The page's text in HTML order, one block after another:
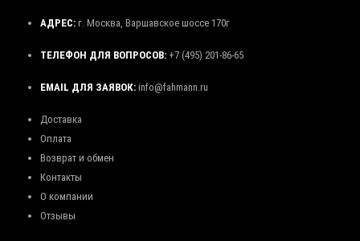
АДРЕС: г. Москва, Варшавское шоссе 170г
ТЕЛЕФОН ДЛЯ ВОПРОСОВ: +7 (495) 201-86-65
EMAIL ДЛЯ ЗАЯВОК: info@fahmann.ru
Доставка
Оплата
Возврат и обмен
Контакты
О компании
Отзывы